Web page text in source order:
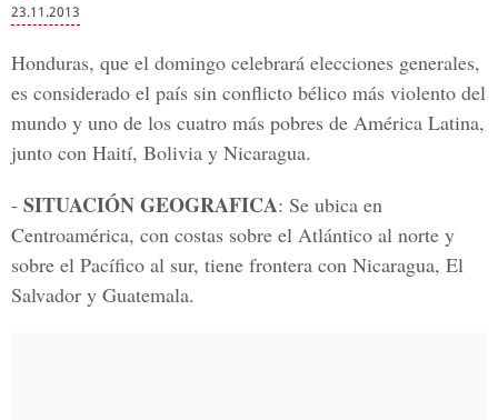
23.11.2013
Honduras, que el domingo celebrará elecciones generales,
es considerado el país sin conflicto bélico más violento del
mundo y uno de los cuatro más pobres de América Latina,
junto con Haití, Bolivia y Nicaragua.
- SITUACIÓN GEOGRAFICA: Se ubica en
Centroamérica, con costas sobre el Atlántico al norte y
sobre el Pacífico al sur, tiene frontera con Nicaragua, El
Salvador y Guatemala.